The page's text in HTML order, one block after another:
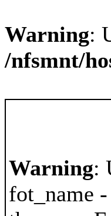
Warning:
/nfsmnt/
Warning:
fot_name